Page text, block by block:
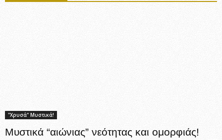
"Χρυσά" Μυστικά!
Μυστικά “αιώνιας” νεότητας και ομορφιάς!